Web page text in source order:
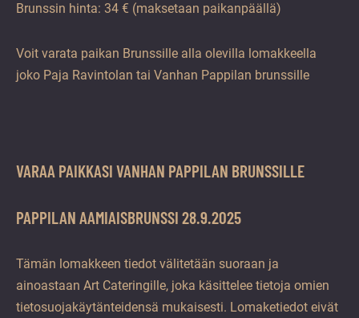
Brunssin hinta: 34 € (maksetaan paikanpäällä)
Voit varata paikan Brunssille alla olevilla lomakkeella
joko Paja Ravintolan tai Vanhan Pappilan brunssille
VARAA PAIKKASI VANHAN PAPPILAN BRUNSSILLE
PAPPILAN AAMIAISBRUNSSI 28.9.2025
Tämän lomakkeen tiedot välitetään suoraan ja
ainoastaan Art Cateringille, joka käsittelee tietoja omien
tietosuojakäytänteidensä mukaisesti. Lomaketiedot eivät